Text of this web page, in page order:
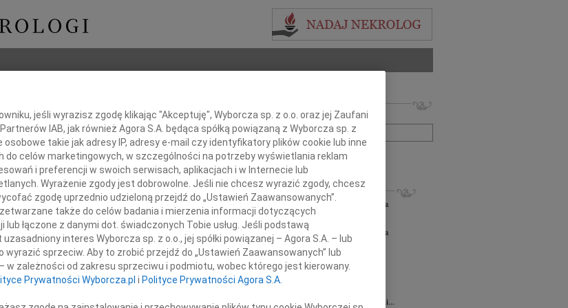
Pajor
z powodu śmierci
Imię i nazwisko lub numer ogłoszenia:
+ szukanie zaawansowane
INNE NEKROLOGI
Grzegorz Lipowski06.08.2026
Częstochowa
Z żalem przyjęliśmy wiadomość o śmierci...
Grzegorz Lipowski 05.08.2026
Częstochowa
Z żalem przyjęliśmy wiadomość o śmierci...
22.06.2026
Częstochowa
Wyrazy głębokiego współczucia oraz...
15.06.2026
Pani Joannie Jędrzejowskiej-Prokop radczyni...
jeśli wyrazisz zgodę klikając "Akceptuję", Wyborcza sp. z o.o. oraz jej Zaufani
IAB, jak również Agora S.A. będąca spółką powiązaną z Wyborcza sp. z
takie jak adresy IP, adresy e-mail czy identyfikatory plików cookie lub inne
do celów marketingowych, w szczególności na potrzeby wyświetlania reklam
i preferencji w swoich serwisach, aplikacjach i w Internecie lub
Wyrażenie zgody jest dobrowolne. Jeśli nie chcesz wyrazić zgody, chcesz
zgodę uprzednio udzieloną przejdź do „Ustawień Zaawansowanych”.
także do celów badania i mierzenia informacji dotyczących
łączone z danymi dot. świadczonych Tobie usług. Jeśli podstawą
interes Wyborcza sp. z o.o., jej spółki powiązanej – Agora S.A. – lub
sprzeciw. Aby to zrobić przejdź do „Ustawień Zaawansowanych” lub
zależności od zakresu sprzeciwu i podmiotu, wobec którego jest kierowany.
Prywatności Wyborcza.pl i Polityce Prywatności Agora S.A.